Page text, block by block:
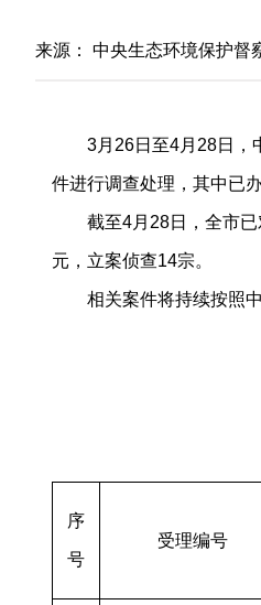
来源： 中央生态环境保护督
3月26日至4月28日，
件进行调查处理，其中已
截至4月28日，全市
元，立案侦查14宗。
相关案件将持续按照
序
号
受理编号